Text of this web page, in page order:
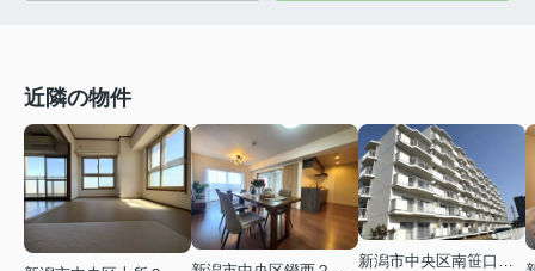
近隣の物件
新潟市中央区南笹口１丁目